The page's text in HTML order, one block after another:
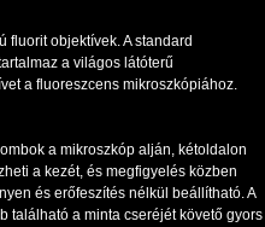
fluorit objektívek. A standard
a világos látóterű
a fluoreszcens mikroszkópiához.
a mikroszkóp alján, kétoldalon
a kezét, és megfigyelés közben
és erőfeszítés nélkül beállítható. A
található a minta cseréjét követő gyors